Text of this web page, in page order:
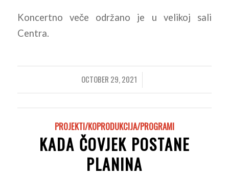
Koncertno veče održano je u velikoj sali
Centra.
OCTOBER 29, 2021
/
PROJEKTI/KOPRODUKCIJA/PROGRAMI
KADA ČOVJEK POSTANE
PLANINA